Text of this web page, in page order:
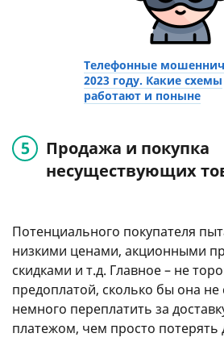
Телефонные
2023 году. Какие схемы
работают и поныне
Продажа и покупка
несуществующих
Потенциального покупателя
низкими ценами, акционными
скидками и т.д. Главное – не
предоплатой, сколько бы она
немного переплатить за
платежом, чем просто потерять